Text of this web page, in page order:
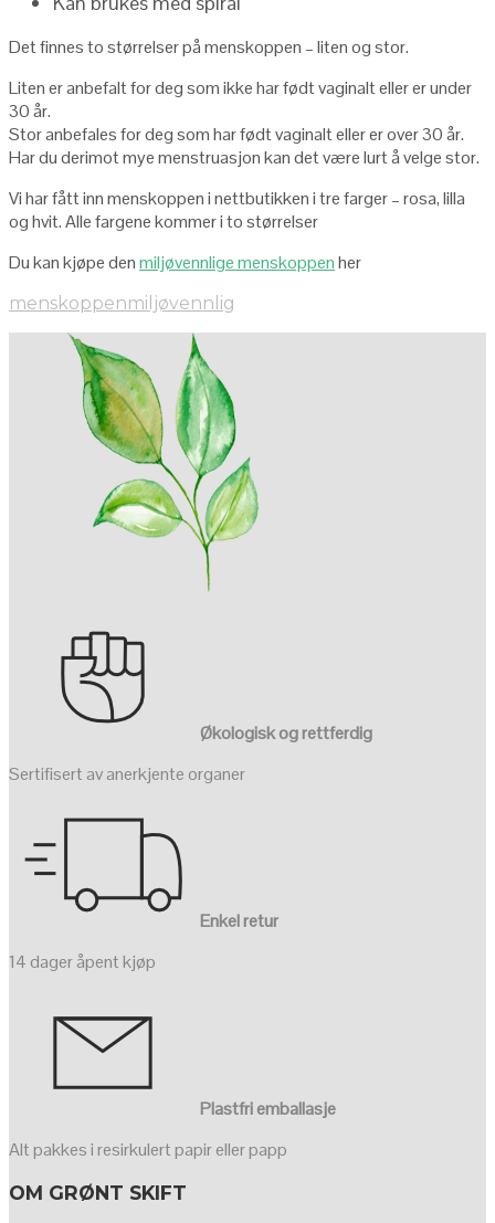
Det finnes to størrelser på menskoppen – liten og stor.
Liten er anbefalt for deg som ikke har født vaginalt eller er under
30 år.
Stor anbefales for deg som har født vaginalt eller er over 30 år.
Har du derimot mye menstruasjon kan det være lurt å velge stor.
Vi har fått inn menskoppen i nettbutikken i tre farger – rosa, lilla
og hvit. Alle fargene kommer i to størrelser
Du kan kjøpe denmiljøvennlige menskoppenher
menskoppenmiljøvennlig
Økologisk og rettferdig
Sertifisert av anerkjente organer
Enkel retur
14 dager åpent kjøp
Plastfri emballasje
Alt pakkes i resirkulert papir eller papp
OM GRØNT SKIFT